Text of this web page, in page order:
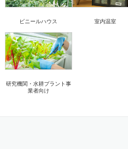
ビニールハウス 室内温室
研究機関・水耕プラント事
業者向け